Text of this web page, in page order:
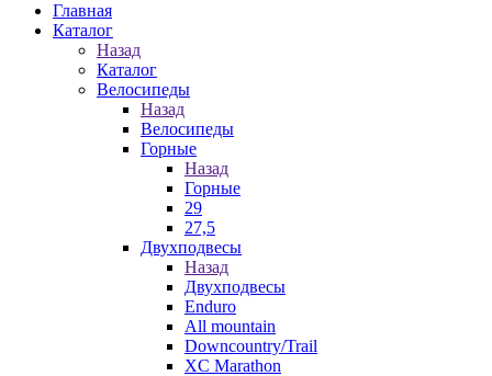
Главная
Каталог
Назад
Каталог
Велосипеды
Назад
Велосипеды
Горные
Назад
Горные
29
27,5
Двухподвесы
Назад
Двухподвесы
Enduro
All mountain
Downcountry/Trail
XC Marathon